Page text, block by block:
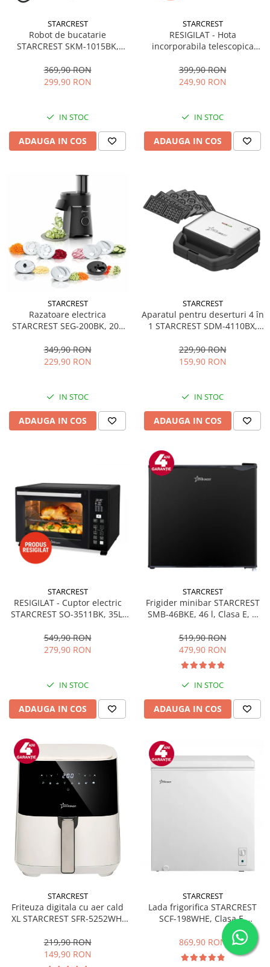
STARCREST
Robot de bucatarie
STARCREST SKM-1015BK,
Accesorii, 10 Viteze + Pulse,
Negru
369,90 RON
299,90 RON
IN STOC
ADAUGA IN COS
STARCREST
RESIGILAT - Hota
incorporabila telescopica
Putere de absorbtie 550 m3/h,
1 Motor, 2 Trepte putere, 60
399,90 RON
249,90 RON
IN STOC
ADAUGA IN COS
STARCREST
Razatoare electrica
STARCREST SEG-200BK, 200
349,90 RON
229,90 RON
IN STOC
ADAUGA IN COS
STARCREST
Aparatul pentru deserturi 4 în
1 STARCREST SDM-4110BX,
invelis ceramic pentru vafe,
nuci, gogosi si smile
229,90 RON
159,90 RON
IN STOC
ADAUGA IN COS
STARCREST
RESIGILAT - Cuptor electric
STARCREST SO-3511BK, 35L,
Programe predefinite,
Interfata digitala, Negru
549,90 RON
279,90 RON
IN STOC
ADAUGA IN COS
STARCREST
Frigider minibar STARCREST
SMB-46BKE, 46 l, Clasa E, H
519,90 RON
479,90 RON
IN STOC
ADAUGA IN COS
STARCREST
Friteuza digitala cu aer cald
XL STARCREST SFR-5252WH,
200 °C, 8 programe
predefinite, Alb
219,90 RON
149,90 RON
STARCREST
Lada frigorifica STARCREST
SCF-198WHE, Clasa E,
Capacitate 198L, Sistem
convertibil - functie frigider,
Termostat reglabil, Alb
869,90 RON